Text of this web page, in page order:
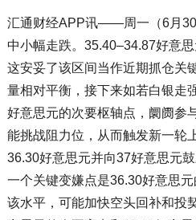
汇通财经APP讯——周一（6月
中小幅走跌。35.40–34.87好意
这安妥了该区间当作近期抓仓关
量相对平衡，接下来如若白银走
好意思元的次要枢轴点，阛阓参
能挑战阻力位，从而触发新一轮
36.30好意思元并向37好意思元
一个关键变嫌点是36.30好意思
该水平，可能加快空头回补和投